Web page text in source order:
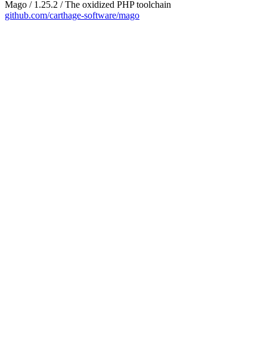
Mago / 1.25.2 / The oxidized PHP toolchain
github.com/carthage-software/mago